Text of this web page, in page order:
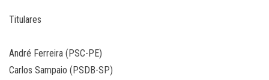
Titulares
André Ferreira (PSC-PE)
Carlos Sampaio (PSDB-SP)